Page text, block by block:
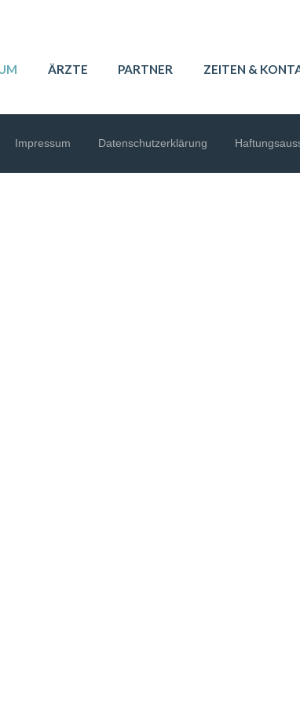
ÄRZTE PARTNER ZEITEN &
Impressum Datenschutzerklärung